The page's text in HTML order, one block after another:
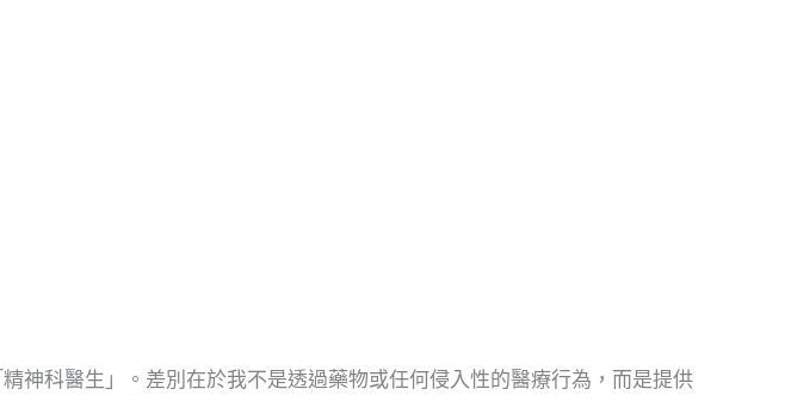
神科醫生」。差別在於我不是透過藥物或任何侵入性的醫療行為，而是提供